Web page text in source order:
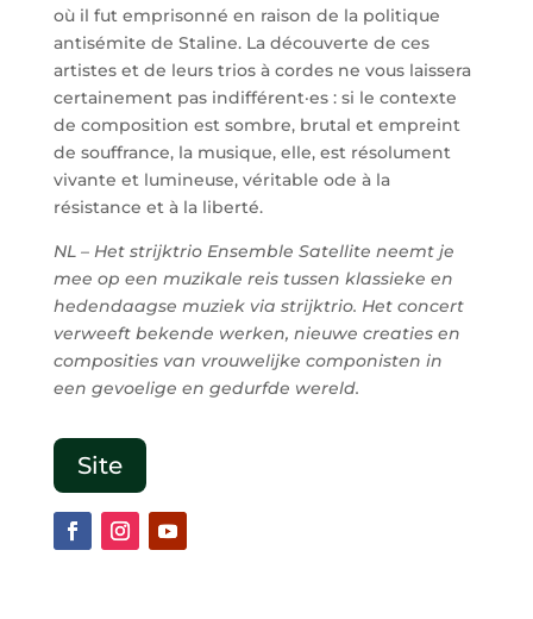
où il fut emprisonné en raison de la politique
antisémite de Staline. La découverte de ces
artistes et de leurs trios à cordes ne vous laissera
certainement pas indifférent·es : si le contexte
de composition est sombre, brutal et empreint
de souffrance, la musique, elle, est résolument
vivante et lumineuse, véritable ode à la
résistance et à la liberté.
NL – Het strijktrio Ensemble Satellite neemt je
mee op een muzikale reis tussen klassieke en
hedendaagse muziek via strijktrio. Het concert
verweeft bekende werken, nieuwe creaties en
composities van vrouwelijke componisten in
een gevoelige en gedurfde wereld.
Site